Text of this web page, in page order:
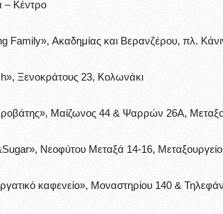
– Κέντρο
Family», Ακαδημίας και Βερανζέρου, πλ.
Ξενοκράτους 23, Κολωνάκι
Μαίζωνος 44 & Ψαρρών 26Α,
Νεοφύτου Μεταξά 14-16, Μεταξουργείο
καφενείο», Μοναστηρίου 140 &